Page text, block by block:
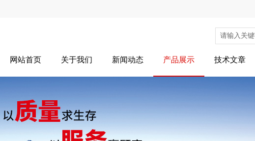
网站首页 关于我们 新闻动态 产品展示 技术文章